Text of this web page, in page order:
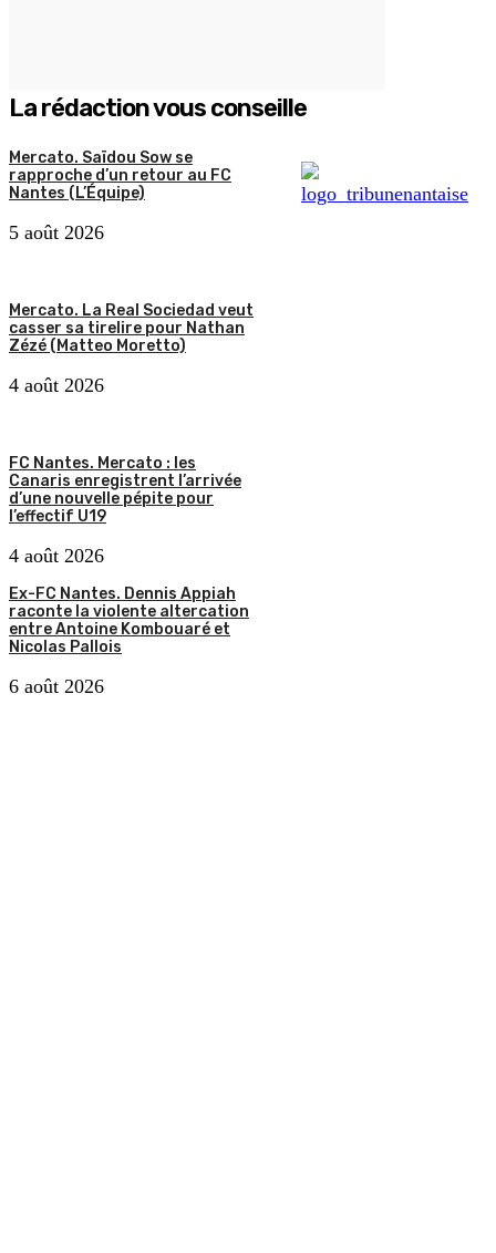
La rédaction vous conseille
Mercato. Saïdou Sow se
rapproche d’un retour au FC
Nantes (L’Équipe)
5 août 2026
Mercato. La Real Sociedad veut
casser sa tirelire pour Nathan
Zézé (Matteo Moretto)
4 août 2026
FC Nantes. Mercato : les
Canaris enregistrent l’arrivée
d’une nouvelle pépite pour
l’effectif U19
4 août 2026
Ex-FC Nantes. Dennis Appiah
raconte la violente altercation
entre Antoine Kombouaré et
Nicolas Pallois
6 août 2026